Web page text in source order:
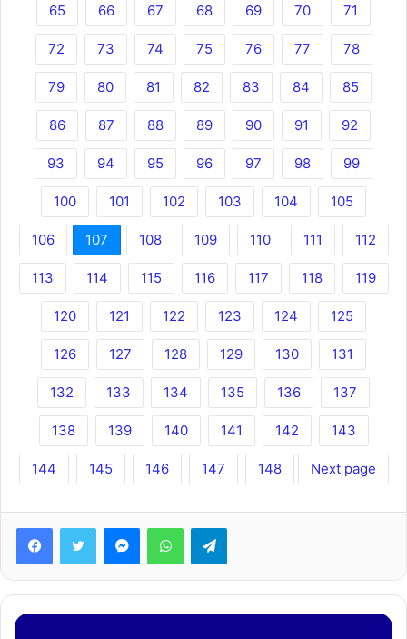
65 66 67 68 69 70 71
72 73 74 75 76 77 78
79 80 81 82 83 84 85
86 87 88 89 90 91 92
93 94 95 96 97 98 99
100 101 102 103 104 105
106 107 108 109 110 111 112
113 114 115 116 117 118 119
120 121 122 123 124 125
126 127 128 129 130 131
132 133 134 135 136 137
138 139 140 141 142 143
144 145 146 147 148 Next page
FacebookTwitter MessengerWhatsAppTelegram